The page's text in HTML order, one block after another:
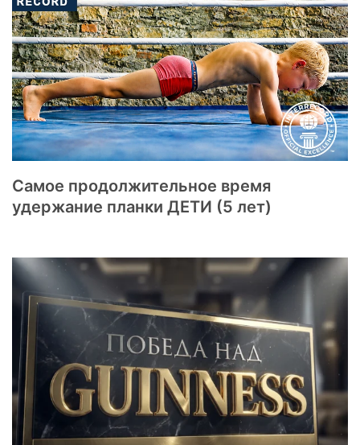
Самое продолжительное время
удержание планки ДЕТИ (5 лет)